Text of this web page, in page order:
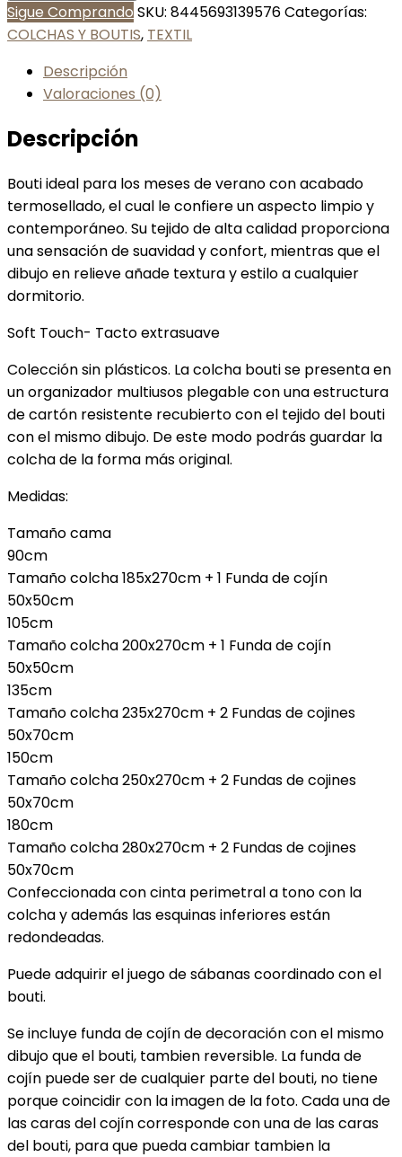
Sigue Comprando SKU: 8445693139576Categorías:
COLCHAS Y BOUTIS, TEXTIL
Descripción
Valoraciones (0)
Descripción
Bouti ideal para los meses de verano con acabado
termosellado, el cual le confiere un aspecto limpio y
contemporáneo. Su tejido de alta calidad proporciona
una sensación de suavidad y confort, mientras que el
dibujo en relieve añade textura y estilo a cualquier
dormitorio.
Soft Touch- Tacto extrasuave
Colección sin plásticos. La colcha bouti se presenta en
un organizador multiusos plegable con una estructura
de cartón resistente recubierto con el tejido del bouti
con el mismo dibujo. De este modo podrás guardar la
colcha de la forma más original.
Medidas:
Tamaño cama
90cm
Tamaño colcha 185x270cm + 1 Funda de cojín
50x50cm
105cm
Tamaño colcha 200x270cm + 1 Funda de cojín
50x50cm
135cm
Tamaño colcha 235x270cm + 2 Fundas de cojines
50x70cm
150cm
Tamaño colcha 250x270cm + 2 Fundas de cojines
50x70cm
180cm
Tamaño colcha 280x270cm + 2 Fundas de cojines
50x70cm
Confeccionada con cinta perimetral a tono con la
colcha y además las esquinas inferiores están
redondeadas.
Puede adquirir el juego de sábanas coordinado con el
bouti.
Se incluye funda de cojín de decoración con el mismo
dibujo que el bouti, tambien reversible. La funda de
cojín puede ser de cualquier parte del bouti, no tiene
porque coincidir con la imagen de la foto. Cada una de
las caras del cojín corresponde con una de las caras
del bouti, para que pueda cambiar tambien la